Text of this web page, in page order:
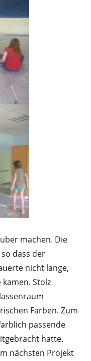
machen. Die
dass der
nicht lange,
Stolz
Farben. Zum
passende
hatte.
nächsten Projekt